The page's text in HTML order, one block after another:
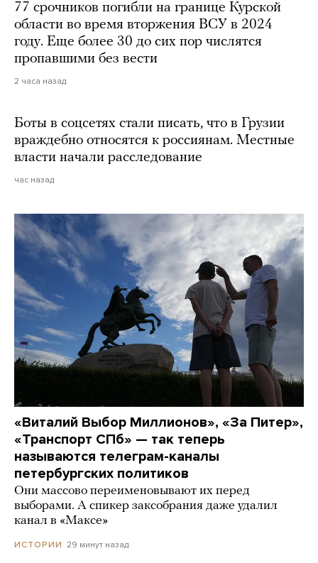
77 срочников погибли на границе Курской
области во время вторжения ВСУ в 2024
году. Еще более 30 до сих пор числятся
пропавшими без вести
2 часа назад
Боты в соцсетях стали писать, что в Грузии
враждебно относятся к россиянам. Местные
власти начали расследование
час назад
«Виталий Выбор Миллионов», «За Питер»,
«Транспорт СПб» — так теперь
называются телеграм-каналы
петербургских политиков
Они массово переименовывают их перед
выборами. А спикер заксобрания даже удалил
канал в «Максе»
ИСТОРИИ 29 минут назад